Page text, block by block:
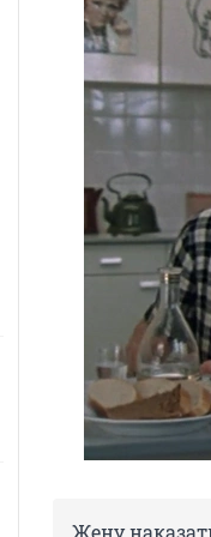
Жену